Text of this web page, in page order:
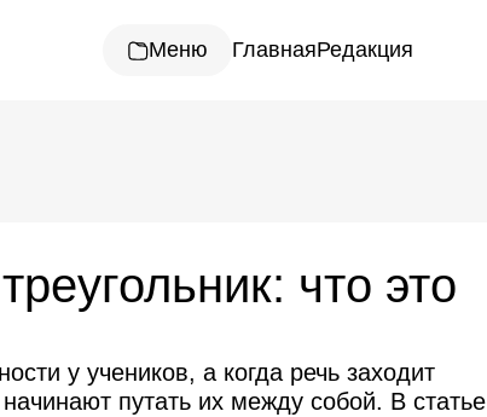
Меню ГлавнаяРедакция
что это
у учеников, а когда речь заходит
путать их между собой. В статье